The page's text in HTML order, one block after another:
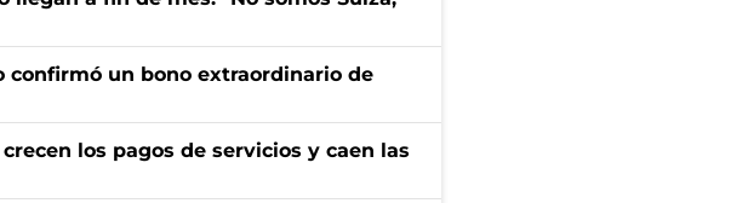
confirmó un bono extraordinario de
los pagos de servicios y caen las